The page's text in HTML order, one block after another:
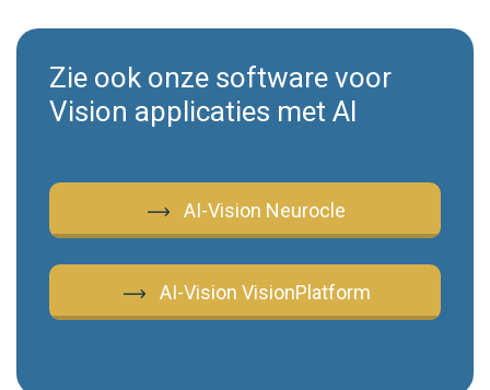
Zie ook onze software voor
Vision applicaties met AI
AI-Vision Neurocle
AI-Vision VisionPlatform